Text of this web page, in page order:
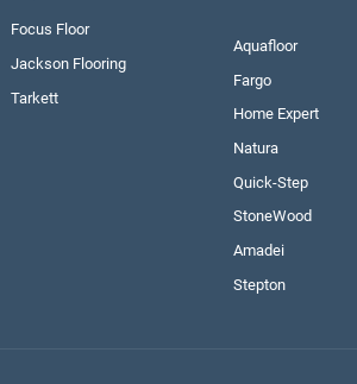
Focus Floor
Jackson Flooring
Tarkett
Aquafloor
Fargo
Home Expert
Natura
Quick-Step
StoneWood
Amadei
Stepton